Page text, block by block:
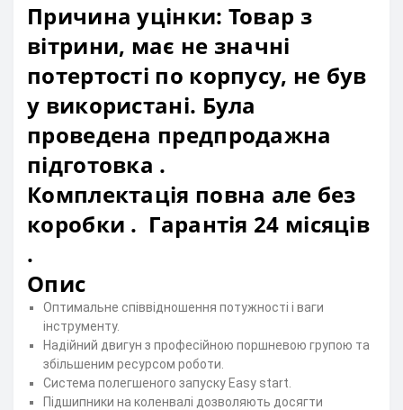
Причина уцінки: Товар з
вітрини, має не значні
потертості по корпусу, не був
у використані. Була
проведена предпродажна
підготовка .
Комплектація повна але без
коробки . Гарантія 24 місяців
.
Опис
Оптимальне співвідношення потужності і ваги
інструменту.
Надійний двигун з професійною поршневою групою та
збільшеним ресурсом роботи.
Система полегшеного запуску Easy start.
Підшипники на коленвалі дозволяють досягти